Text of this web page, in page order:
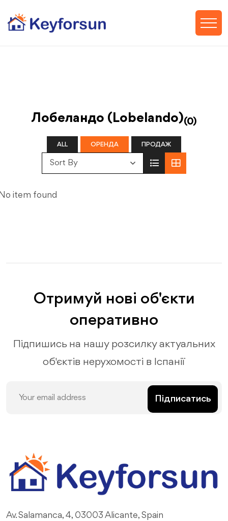
Лобеландо (Lobelando)(0)
ALL ОРЕНДА ПРОДАЖ
Sort By
item found
Отримуй нові об'єкти
оперативно
Підпишись на нашу розсилку актуальних
об'єктів нерухомості в Іспанії
Підписатись
Av. Salamanca, 4, 03003 Alicante, Spain